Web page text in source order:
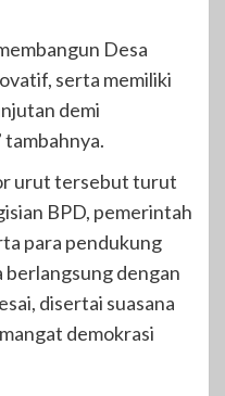
Desa
serta memiliki
demi
tambahnya.
urut tersebut turut
BPD, pemerintah
para pendukung
berlangsung dengan
disertai suasana
demokrasi